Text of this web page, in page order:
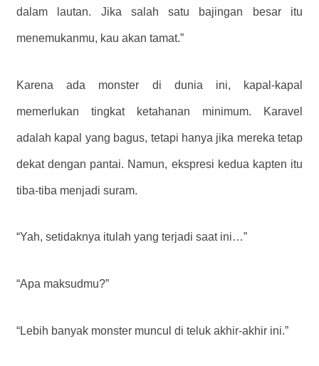
dalam lautan. Jika salah satu bajingan besar itu
menemukanmu, kau akan tamat.”
Karena ada monster di dunia ini, kapal-kapal
memerlukan tingkat ketahanan minimum. Karavel
adalah kapal yang bagus, tetapi hanya jika mereka tetap
dekat dengan pantai. Namun, ekspresi kedua kapten itu
tiba-tiba menjadi suram.
“Yah, setidaknya itulah yang terjadi saat ini…”
“Apa maksudmu?”
“Lebih banyak monster muncul di teluk akhir-akhir ini.”